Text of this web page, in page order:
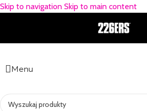
Skip to navigation Skip to main content
Menu